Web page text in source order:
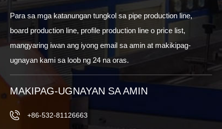
Para sa mga katanungan tungkol sa pipe production line,
board production line, profile production line o price list,
mangyaring iwan ang iyong email sa amin at makikipag-
ugnayan kami sa loob ng 24 na oras.
MAKIPAG-UGNAYAN SA AMIN
+86-532-81126663